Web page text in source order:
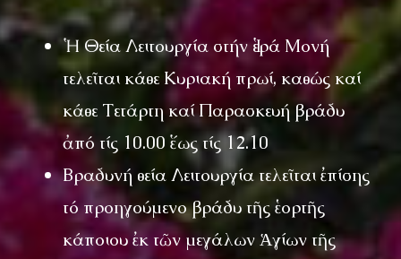
Ἡ Θεία Λειτουργία στήν Ἱερά Μονή
τελεῖται κάθε Κυριακή πρωί, καθώς καί
κάθε Τετάρτη καί Παρασκευή βράδυ
ἀπό τίς 10.00 ἕως τίς 12.10
Βραδυνή θεία Λειτουργία τελεῖται ἐπίσης
τό προηγούμενο βράδυ τῆς ἑορτῆς
κάποιου ἐκ τῶν μεγάλων Ἁγίων τῆς